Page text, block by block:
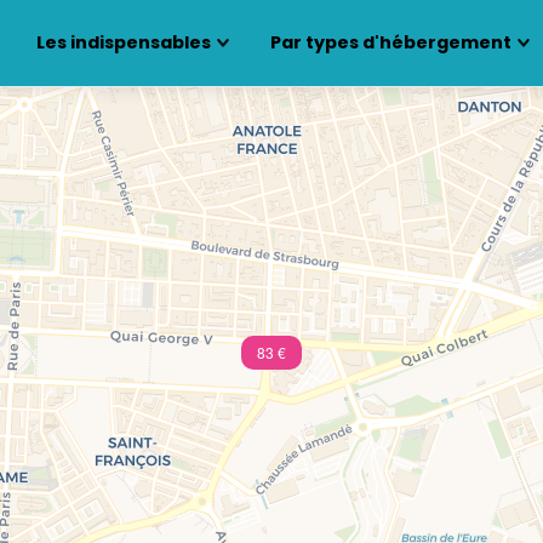
Les indispensables Par types d'hébergement
83 €